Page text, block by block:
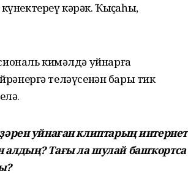
кәрәк. Ҡыҫҡаһы,
кимәлдә уйнарға
теләүсенән бары тик
уйнаған клиптарың интернет
Тағы ла шулай башҡортса